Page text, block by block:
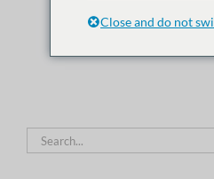
Search
for:
Close and do not